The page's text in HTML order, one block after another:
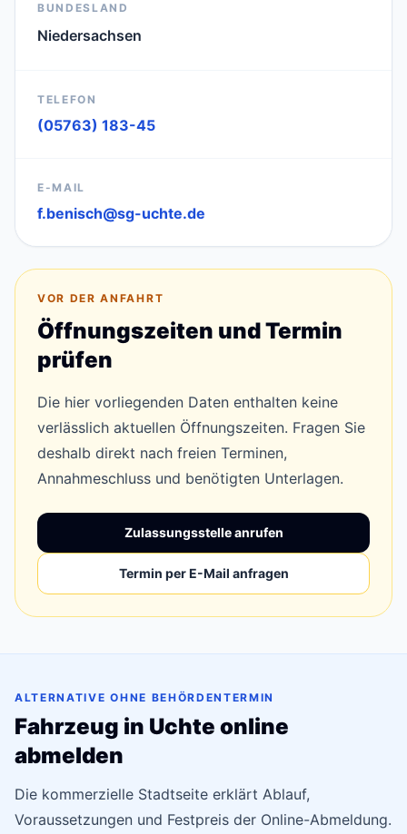
BUNDESLAND
Niedersachsen
TELEFON
(05763) 183-45
E-MAIL
f.benisch@sg-uchte.de
VOR DER ANFAHRT
Öffnungszeiten und Termin
prüfen
Die hier vorliegenden Daten enthalten keine
verlässlich aktuellen Öffnungszeiten. Fragen Sie
deshalb direkt nach freien Terminen,
Annahmeschluss und benötigten Unterlagen.
Zulassungsstelle anrufen
Termin per E-Mail anfragen
ALTERNATIVE OHNE BEHÖRDENTERMIN
Fahrzeug in Uchte online
abmelden
Die kommerzielle Stadtseite erklärt Ablauf,
Voraussetzungen und Festpreis der Online-Abmeldung.